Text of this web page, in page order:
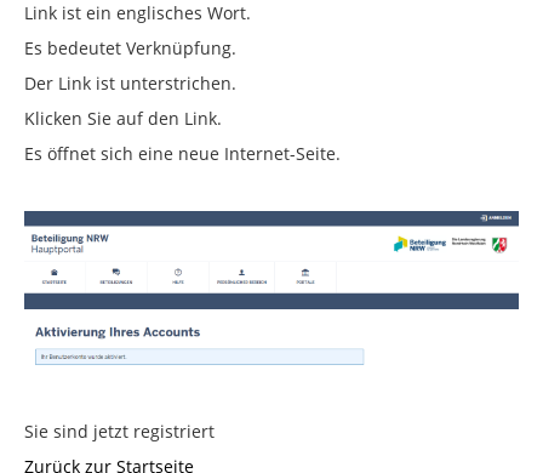
Link ist ein englisches Wort.
Es bedeutet Verknüpfung.
Der Link ist unterstrichen.
Klicken Sie auf den Link.
Es öffnet sich eine neue Internet-Seite.
Sie sind jetzt registriert
Zurück zur Startseite